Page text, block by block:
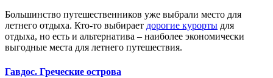
Большинство путешественников уже выбрали место для
летнего отдыха. Кто-то выбирает дорогие курорты для
отдыха, но есть и альтернатива – наиболее экономически
выгодные места для летнего путешествия.
Гавдос. Греческие острова